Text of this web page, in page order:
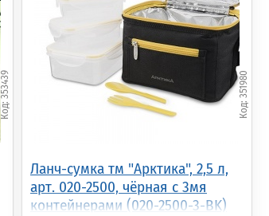
353439
Ланч-сумка тм "Арктика", 2,5 л,
арт. 020-2500, чёрная с 3мя
контейнерами (020-2500-3-BK)
351980